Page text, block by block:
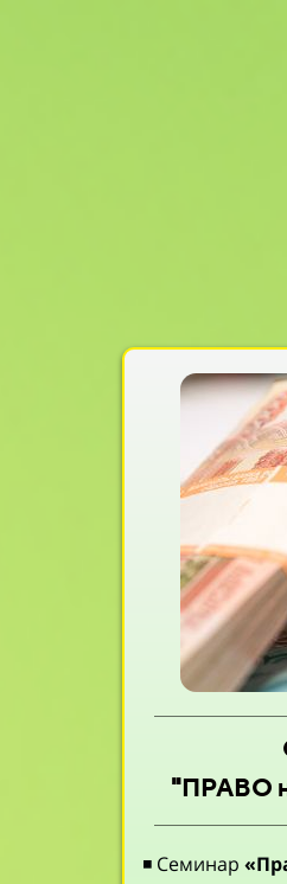
"ПРАВО
◾ Семинар